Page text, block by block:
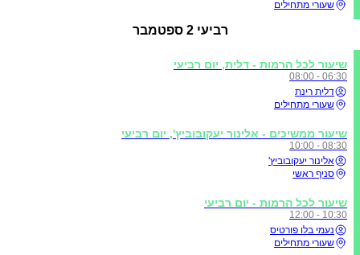
שעורי מתחילים
רביעי 2 ספטמבר
שיעור לכל הרמות - דלית, יום רביעי
06:30 - 08:00
דלית רינת
שעורי מתחילים
שיעור ממשיכים - אלינור יעקובוביץ', יום רביעי
08:30 - 10:00
אלינור יעקובוביץ'
סניף ראשי
שיעור לכל הרמות - יום רביעי
10:30 - 12:00
נעמי בלו פורטיס
שעורי מתחילים